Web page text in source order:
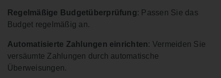
Regelmäßige Budgetüberprüfung: Passen Sie das
Budget regelmäßig an.
Automatisierte Zahlungen einrichten: Vermeiden Sie
versäumte Zahlungen durch automatische
Überweisungen.